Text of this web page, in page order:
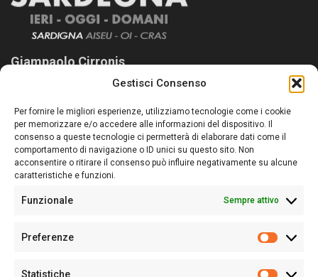
Gestisci Consenso
Per fornire le migliori esperienze, utilizziamo tecnologie come i cookie
per memorizzare e/o accedere alle informazioni del dispositivo. Il
consenso a queste tecnologie ci permetterà di elaborare dati come il
comportamento di navigazione o ID unici su questo sito. Non
acconsentire o ritirare il consenso può influire negativamente su alcune
caratteristiche e funzioni.
Funzionale Sempre attivo
Preferenze
Statistiche
Giampaolo Cirronis
Sardegna Ieri-Oggi-Domani nasce per informare “liberamente” i
lettori su quanto accade in Sardegna, con un occhio rivolto al
nostro passato e, soprattutto, al nostro futuro
Follow Us
Sede:Via Cristoforo Colombo 09013 Carbonia
Partita IVA02270380922